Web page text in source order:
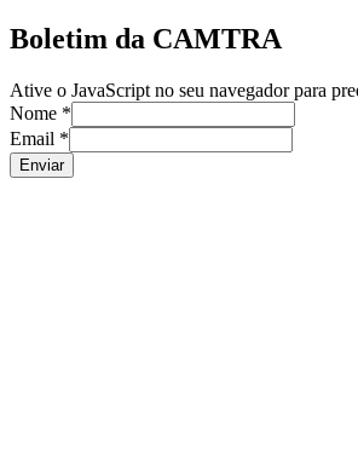
Boletim da CAMTRA
Ative o JavaScript no seu navegador para
Nome *
Email *
Enviar